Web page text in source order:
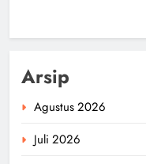
Arsip
Agustus 2026
Juli 2026